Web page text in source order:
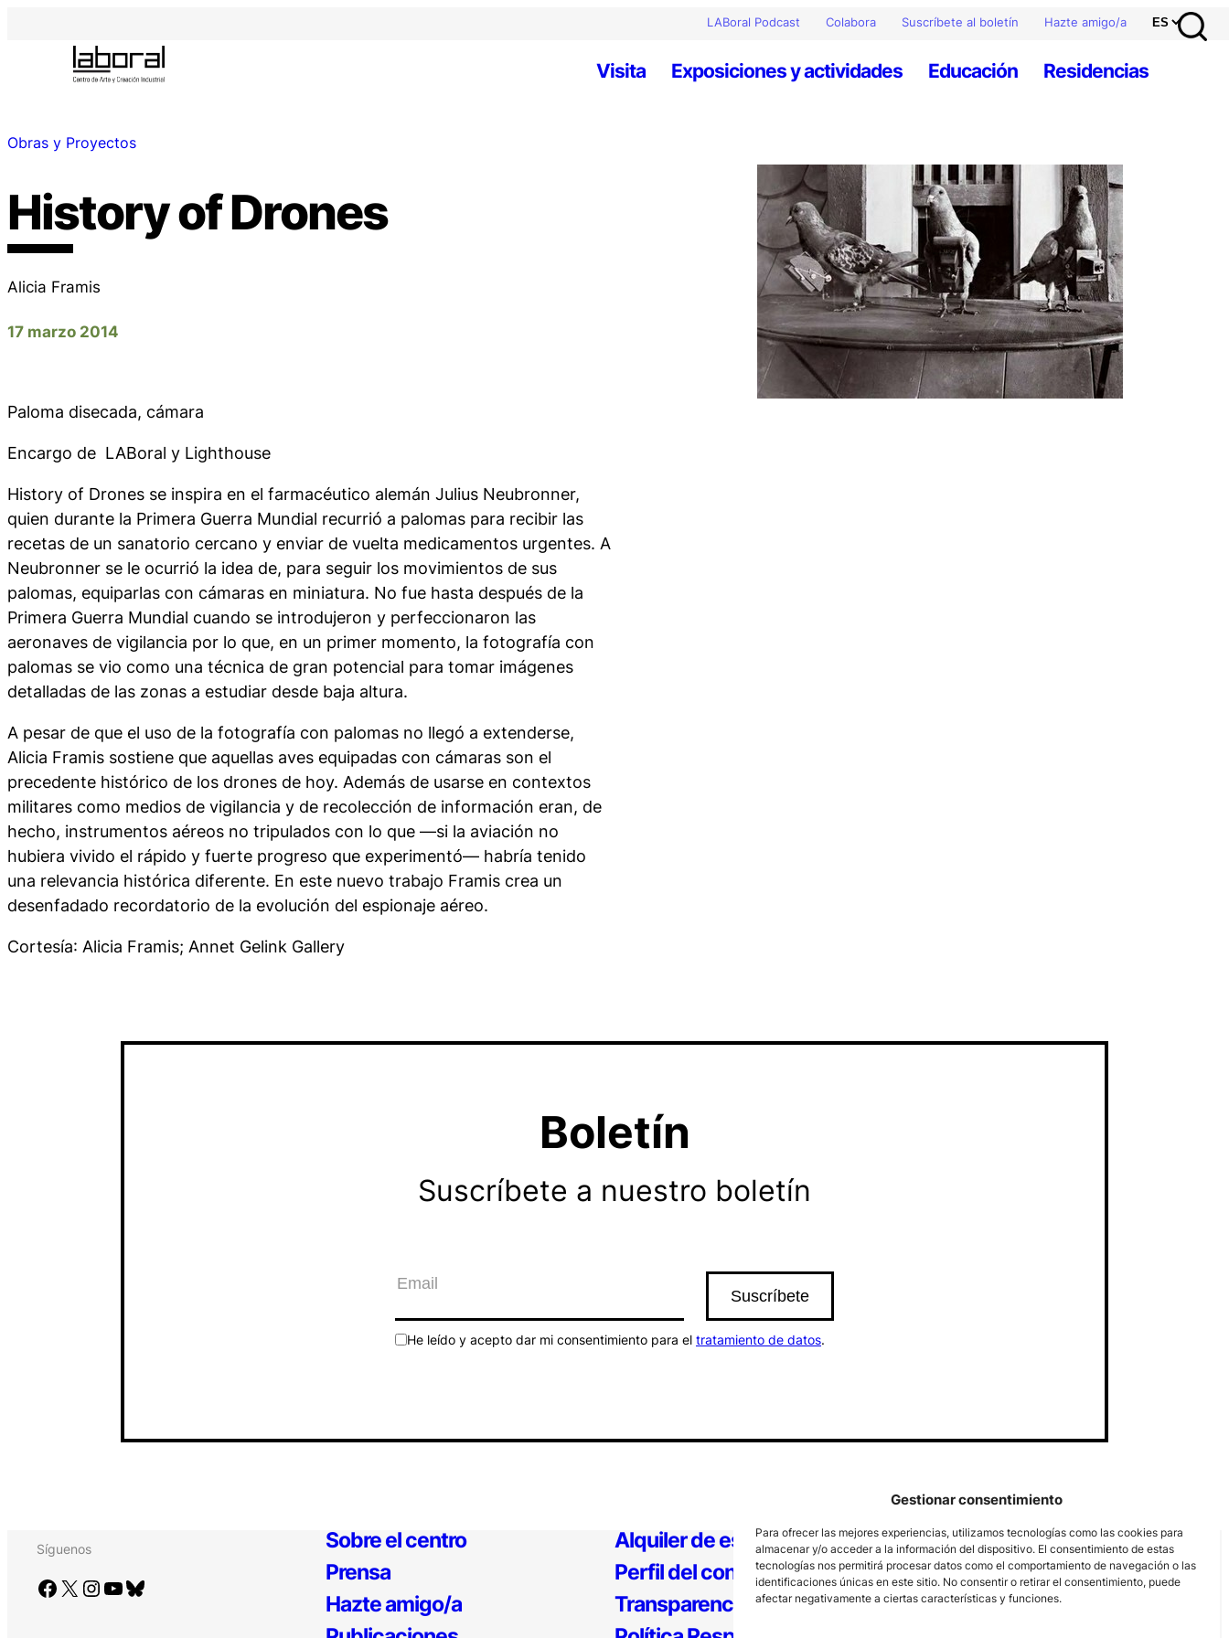
Gestionar consentimiento
Para ofrecer las mejores experiencias, utilizamos tecnologías como las cookies para
almacenar y/o acceder a la información del dispositivo. El consentimiento de estas
tecnologías nos permitirá procesar datos como el comportamiento de navegación o las
identificaciones únicas en este sitio. No consentir o retirar el consentimiento, puede
afectar negativamente a ciertas características y funciones.
LABoral Podcast Colabora Suscríbete al boletín Hazte amigo/a
Visita Exposiciones y actividades Educación Residencias
Obras y Proyectos
History of Drones
Alicia Framis
17 marzo 2014
Paloma disecada, cámara
Encargo de LABoral y Lighthouse
History of Drones se inspira en el farmacéutico alemán Julius Neubronner,
quien durante la Primera Guerra Mundial recurrió a palomas para recibir las
recetas de un sanatorio cercano y enviar de vuelta medicamentos urgentes. A
Neubronner se le ocurrió la idea de, para seguir los movimientos de sus
palomas, equiparlas con cámaras en miniatura. No fue hasta después de la
Primera Guerra Mundial cuando se introdujeron y perfeccionaron las
aeronaves de vigilancia por lo que, en un primer momento, la fotografía con
palomas se vio como una técnica de gran potencial para tomar imágenes
detalladas de las zonas a estudiar desde baja altura.
A pesar de que el uso de la fotografía con palomas no llegó a extenderse,
Alicia Framis sostiene que aquellas aves equipadas con cámaras son el
precedente histórico de los drones de hoy. Además de usarse en contextos
militares como medios de vigilancia y de recolección de información eran, de
hecho, instrumentos aéreos no tripulados con lo que —si la aviación no
hubiera vivido el rápido y fuerte progreso que experimentó— habría tenido
una relevancia histórica diferente. En este nuevo trabajo Framis crea un
desenfadado recordatorio de la evolución del espionaje aéreo.
Cortesía: Alicia Framis; Annet Gelink Gallery
Boletín
Suscríbete a nuestro boletín
He leído y acepto dar mi consentimiento para el tratamiento de datos.
Síguenos
Facebook X Instagram YouTube Bluesky
Sobre el centro
Prensa
Hazte amigo/a
Alquiler de espacios
Perfil del contratante
Transparencia